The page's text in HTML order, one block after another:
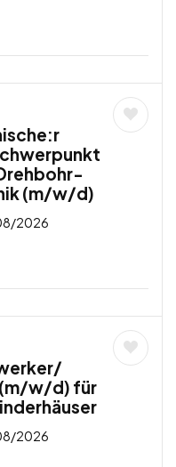
(m/w/d)
2026
w/d) für
2026